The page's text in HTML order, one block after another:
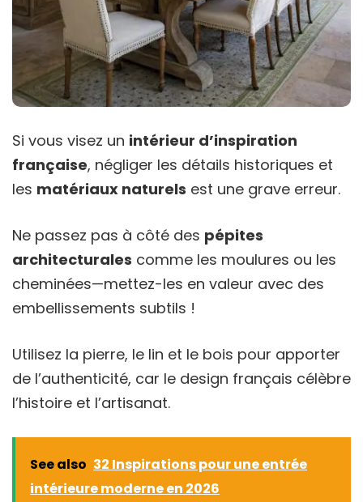
Si vous visez un intérieur d’inspiration
française, négliger les détails historiques et
les matériaux naturels est une grave erreur.
Ne passez pas à côté des pépites
architecturales comme les moulures ou les
cheminées—mettez-les en valeur avec des
embellissements subtils !
Utilisez la pierre, le lin et le bois pour apporter
de l’authenticité, car le design français célèbre
l’histoire et l’artisanat.
See also 32 Inspirations pour une entrée
intérieure moderne en 2026